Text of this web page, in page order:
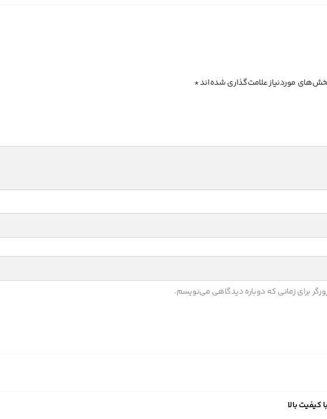
موردنیاز علامت‌گذاری شده‌اند*
برای زمانی که دوباره دیدگاهی می‌نویسم.
کیفیت بالا